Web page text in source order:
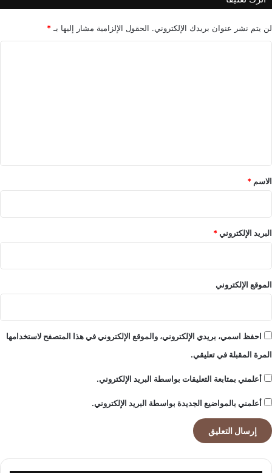
ي
ل
لن يتم نشر عنوان بريدك الإلكتروني. الحقول الإلزامية مشار إليها بـ *
*
الاسم *
البريد الإلكتروني*
الموقع الإلكتروني
احفظ اسمي، بريدي الإلكتروني، والموقع الإلكتروني في هذا المتصفح لاستخدامها
المرة المقبلة في تعليقي.
أعلمني بمتابعة التعليقات بواسطة البريد الإلكتروني.
أعلمني بالمواضيع الجديدة بواسطة البريد الإلكتروني.